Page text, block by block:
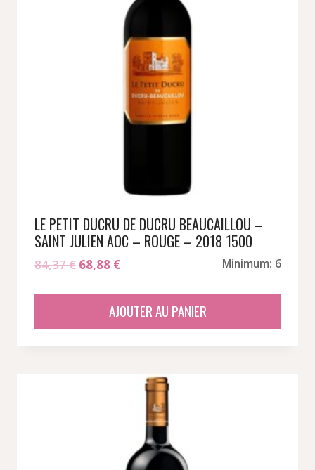
LE PETIT DUCRU DE DUCRU BEAUCAILLOU –
SAINT JULIEN AOC – ROUGE – 2018 1500
84,37€ Le
était :
68,88 €Le
est :
Minimum: 6
AJOUTER AU PANIER